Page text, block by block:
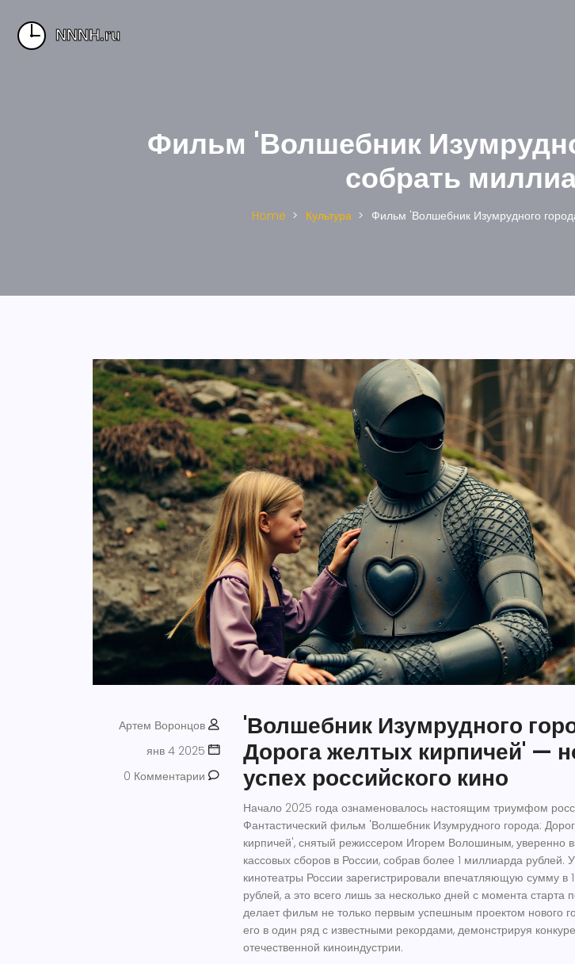
Фильм 'Волшебник
собрать
Home Культура Фильм 'Волшебник Изумрудного
Артем Воронцов
янв 4 2025
0 Комментарии
'Волшебник Изумрудного
Дорога желтых кирпичей' —
успех российского кино
Начало 2025 года ознаменовалось настоящим триумфом
Фантастический фильм 'Волшебник Изумрудного города:
кирпичей', снятый режиссером Игорем Волошиным, уверенно
кассовых сборов в России, собрав более 1 миллиарда рублей.
кинотеатры России зарегистрировали впечатляющую сумму
рублей, а это всего лишь за несколько дней с момента старта
делает фильм не только первым успешным проектом нового
его в один ряд с известными рекордами, демонстрируя
отечественной киноиндустрии.